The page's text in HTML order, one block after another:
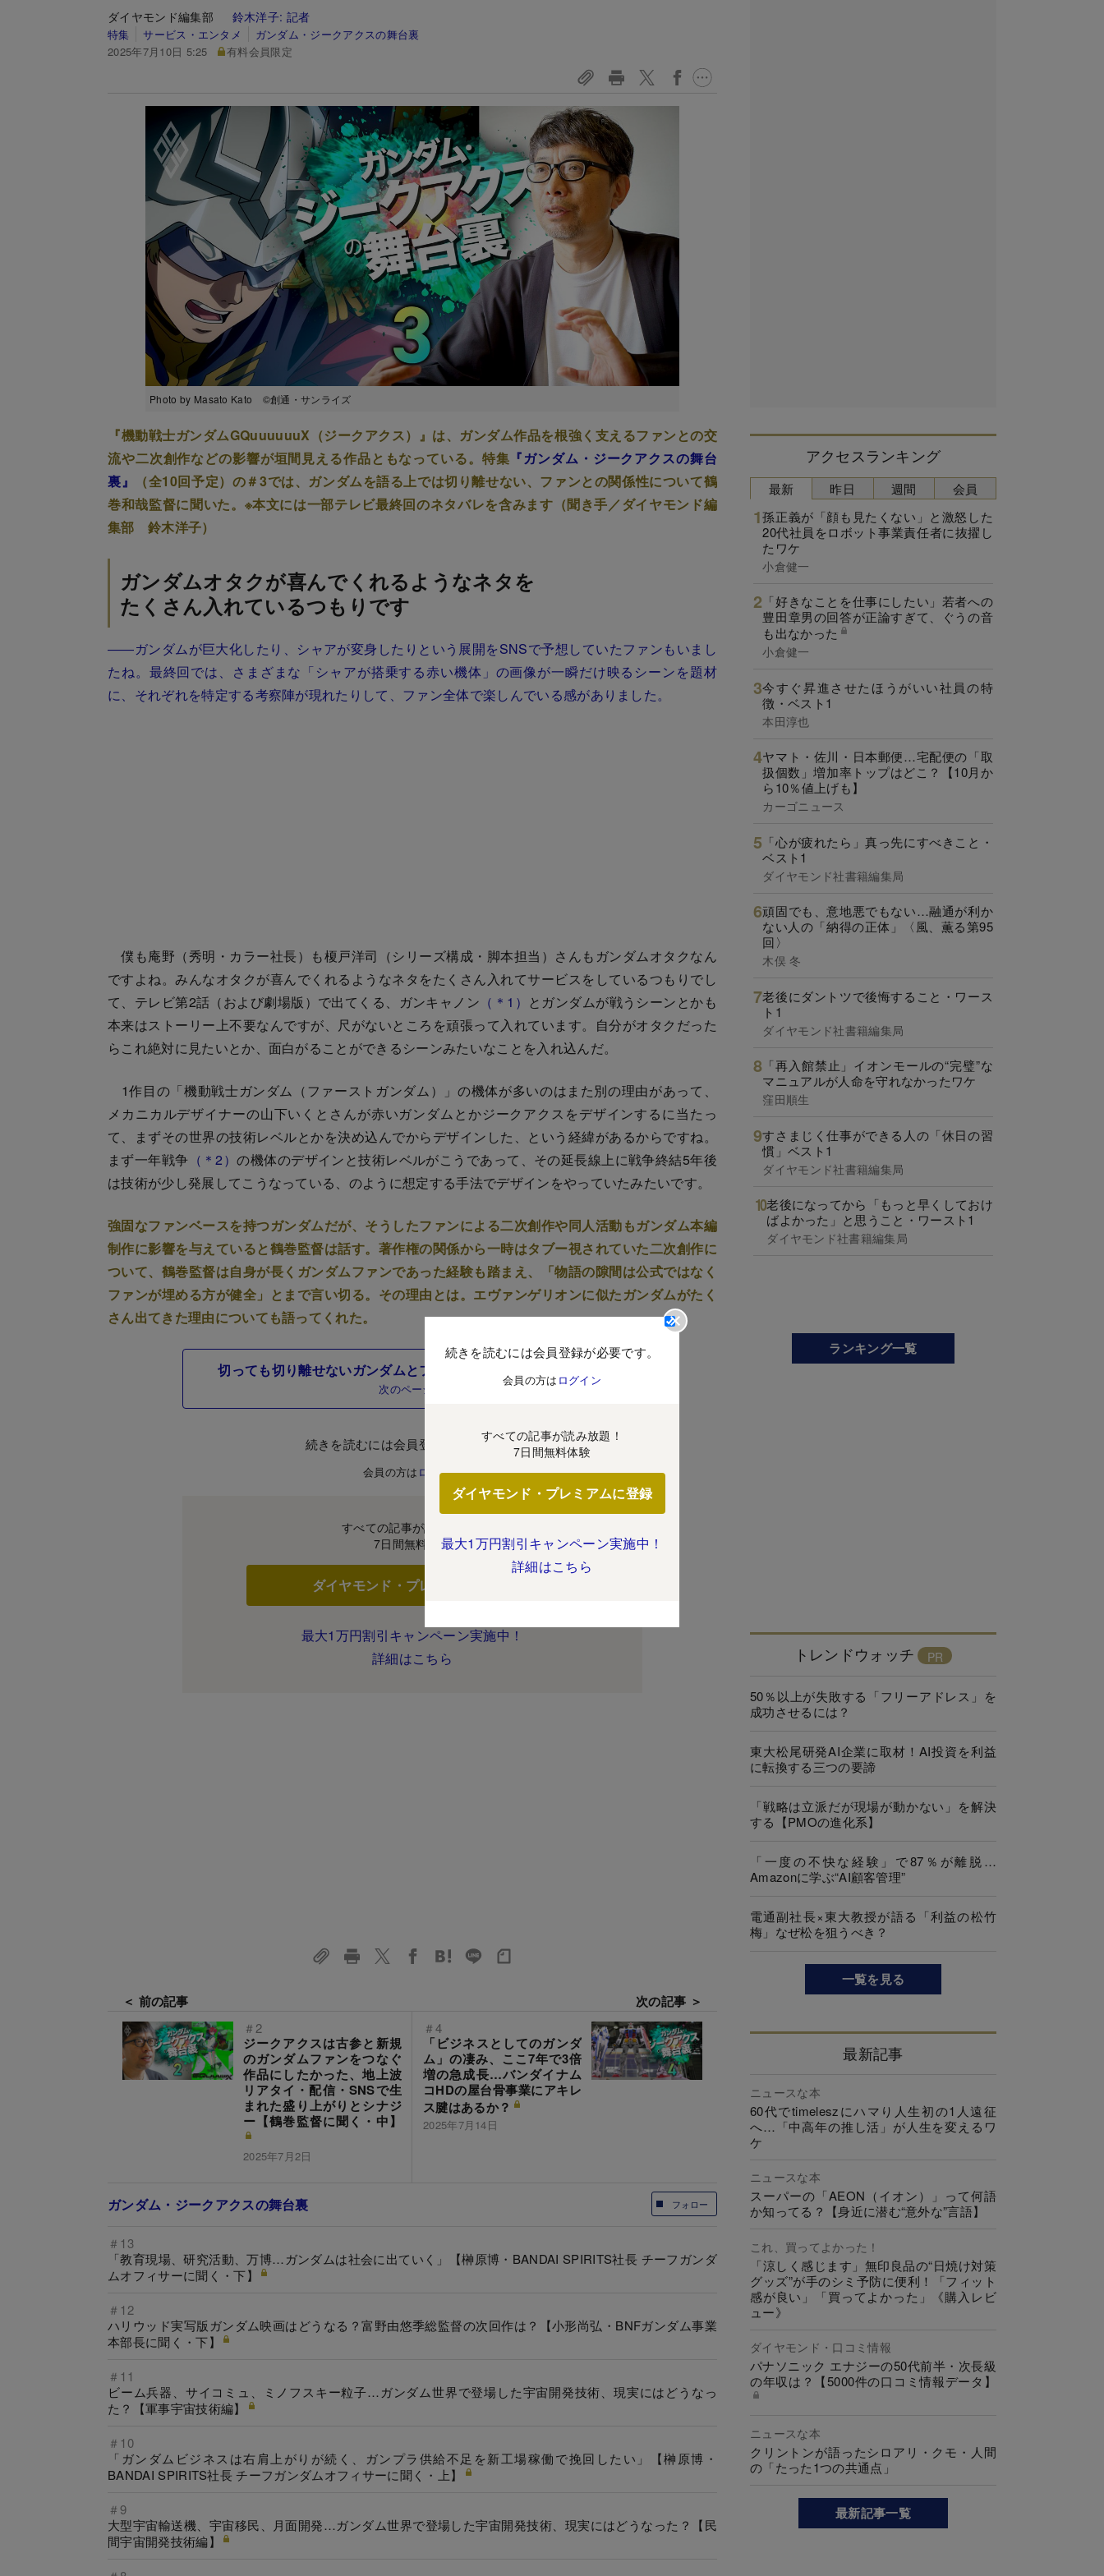
ダイヤモンド編集部 鈴木洋子: 記者
特集 サービス・エンタメ
ガンダム・ジークアクスの舞台裏
2025年7月10日 5:25
有料会員限定
Photo by Masato Kato ©創通・サンライズ
『機動戦士ガンダムGQuuuuuuX（ジークアクス）』は、ガンダム作品を根強く支えるファンとの交
流や二次創作などの影響が垣間見える作品ともなっている。特集 『ガンダム・ジークアクスの舞台
裏』
（全10回予定）の＃3では、ガンダムを語る上では切り離せない、ファンとの関係性について鶴
巻和哉監督に聞いた。※本文には一部テレビ最終回のネタバレを含みます（聞き手／ダイヤモンド編
集部 鈴木洋子）
ガンダムオタクが喜んでくれるようなネタを
たくさん入れているつもりです
――ガンダムが巨大化したり、シャアが変身したりという展開をSNSで予想していたファンもいまし
たね。最終回では、さまざまな「シャアが搭乗する赤い機体」の画像が一瞬だけ映るシーンを題材
に、それぞれを特定する考察陣が現れたりして、ファン全体で楽しんでいる感がありました。
僕も庵野（秀明・カラー社長）も榎戸洋司（シリーズ構成・脚本担当）さんもガンダムオタクなん
ですよね。みんなオタクが喜んでくれるようなネタをたくさん入れてサービスをしているつもりでし
て、テレビ第2話（および劇場版）で出てくる、ガンキャノン （＊1） とガンダムが戦うシーンとかも
本来はストーリー上不要なんですが、尺がないところを頑張って入れています。自分がオタクだった
らこれ絶対に見たいとか、面白がることができるシーンみたいなことを入れ込んだ。
1作目の「機動戦士ガンダム（ファーストガンダム）」の機体が多いのはまた別の理由があって、
メカニカルデザイナーの山下いくとさんが赤いガンダムとかジークアクスをデザインするに当たっ
て、まずその世界の技術レベルとかを決め込んでからデザインした、という経緯があるからですね。
まず一年戦争 （＊2）の機体のデザインと技術レベルがこうであって、その延長線上に戦争終結5年後
は技術が少し発展してこうなっている、のように想定する手法でデザインをやっていたみたいです。
強固なファンベースを持つガンダムだが、そうしたファンによる二次創作や同人活動もガンダム本編
制作に影響を与えていると鶴巻監督は話す。著作権の関係から一時はタブー視されていた二次創作に
ついて、鶴巻監督は自身が長くガンダムファンであった経験も踏まえ、「物語の隙間は公式ではなく
ファンが埋める方が健全」とまで言い切る。その理由とは。エヴァンゲリオンに似たガンダムがたく
さん出てきた理由についても語ってくれた。
切っても切り離せないガンダムとファン・同人二次創作の関係性
次のページ
続きを読むには会員登録が必要です。
会員の方は ログイン
すべての記事が読み放題！
7日間無料体験
ダイヤモンド・プレミアムに登録
最大1万円割引キャンペーン実施中！
詳細はこちら
続きを読むには会員登録が必要です。
会員の方は ログイン
すべての記事が読み放題！
7日間無料体験
ダイヤモンド・プレミアムに登録
最大1万円割引キャンペーン実施中！
詳細はこちら
＜ 前の記事
＃2
ジークアクスは古参と新規
のガンダムファンをつなぐ
作品にしたかった、地上波
リアタイ・配信・SNSで生
まれた盛り上がりとシナジ
ー【鶴巻監督に聞く・中】
2025年7月2日
次の記事 ＞
＃4
「ビジネスとしてのガンダ
ム」の凄み、ここ7年で3倍
増の急成長…バンダイナム
コHDの屋台骨事業にアキレ
ス腱はあるか？
2025年7月14日
フォロー
ガンダム・ジークアクスの舞台裏
＃13
「教育現場、研究活動、万博…ガンダムは社会に出ていく」【榊原博・BANDAI SPIRITS社長 チーフガンダ
ムオフィサーに聞く・下】
＃12
ハリウッド実写版ガンダム映画はどうなる？富野由悠季総監督の次回作は？【小形尚弘・BNFガンダム事業
本部長に聞く・下】
＃11
ビーム兵器、サイコミュ、ミノフスキー粒子…ガンダム世界で登場した宇宙開発技術、現実にはどうなっ
た？【軍事宇宙技術編】
＃10
「ガンダムビジネスは右肩上がりが続く、ガンプラ供給不足を新工場稼働で挽回したい」【榊原博・
BANDAI SPIRITS社長 チーフガンダムオフィサーに聞く・上】
＃9
大型宇宙輸送機、宇宙移民、月面開発…ガンダム世界で登場した宇宙開発技術、現実にはどうなった？【民
間宇宙開発技術編】
アクセスランキング
最新
孫正義が「顔も見たくない」と激怒した
20代社員をロボット事業責任者に抜擢し
たワケ
小倉健一
「好きなことを仕事にしたい」若者への
豊田章男の回答が正論すぎて、ぐうの音
も出なかった
小倉健一
今すぐ昇進させたほうがいい社員の特
徴・ベスト1
本田淳也
ヤマト・佐川・日本郵便…宅配便の「取
扱個数」増加率トップはどこ？【10月か
ら10％値上げも】
カーゴニュース
「心が疲れたら」真っ先にすべきこと・
ベスト1
ダイヤモンド社書籍編集局
頑固でも、意地悪でもない…融通が利か
ない人の「納得の正体」〈風、薫る第95
回〉
木俣 冬
老後にダントツで後悔すること・ワース
ト1
ダイヤモンド社書籍編集局
「再入館禁止」イオンモールの“完璧”な
マニュアルが人命を守れなかったワケ
窪田順生
すさまじく仕事ができる人の「休日の習
慣」ベスト1
ダイヤモンド社書籍編集局
老後になってから「もっと早くしておけ
ばよかった」と思うこと・ワースト1
ダイヤモンド社書籍編集局
昨日 週間 会員
ランキング一覧
トレンドウォッチ
50％以上が失敗する「フリーアドレス」を
成功させるには？
東大松尾研発AI企業に取材！AI投資を利益
に転換する三つの要諦
「戦略は立派だが現場が動かない」を解決
する【PMOの進化系】
「一度の不快な経験」で87％が離脱…
Amazonに学ぶ“AI顧客管理”
電通副社長×東大教授が語る「利益の松竹
梅」なぜ松を狙うべき？
一覧を見る
最新記事
ニュースな本
60代でtimeleszにハマり人生初の1人遠征
へ…「中高年の推し活」が人生を変えるワ
ケ
ニュースな本
スーパーの「AEON（イオン）」って何語
か知ってる？【身近に潜む“意外な”言語】
これ、買ってよかった！
「涼しく感じます」無印良品の“日焼け対策
グッズ”が手のシミ予防に便利！「フィット
感が良い」「買ってよかった」《購入レビ
ュー》
ダイヤモンド・口コミ情報
パナソニック エナジーの50代前半・次長級
の年収は？【5000件の口コミ情報データ】
ニュースな本
クリントンが語ったシロアリ・クモ・人間
の「たった1つの共通点」
最新記事一覧